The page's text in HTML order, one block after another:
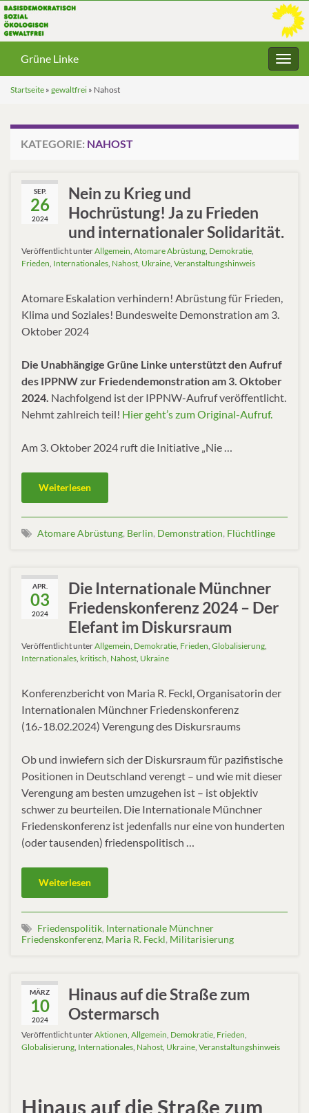
Grüne Linke
Startseite » gewaltfrei » Nahost
KATEGORIE: NAHOST
SEP.
26
2024
Nein zu Krieg und
Hochrüstung! Ja zu Frieden
und internationaler Solidarität.
Veröffentlicht unterAllgemein Atomare Abrüstung Demokratie
Frieden Internationales Nahost Ukraine Veranstaltungshinweis
Atomare Eskalation verhindern! Abrüstung für Frieden,
Klima und Soziales! Bundesweite Demonstration am 3.
Oktober 2024
Die Unabhängige Grüne Linke unterstützt den Aufruf
des IPPNW zur Friedendemonstration am 3. Oktober
2024. Nachfolgend ist der IPPNW-Aufruf veröffentlicht.
Nehmt zahlreich teil! Hier geht’s zum Original-Aufruf.
Am 3. Oktober 2024 ruft die Initiative „Nie …
Weiterlesen
Atomare Abrüstung, Berlin, Demonstration, Flüchtlinge
APR.
03
2024
Die Internationale Münchner
Friedenskonferenz 2024 – Der
Elefant im Diskursraum
Veröffentlicht unterAllgemein Demokratie Frieden Globalisierung
Internationales kritisch Nahost Ukraine
Konferenzbericht von Maria R. Feckl, Organisatorin der
Internationalen Münchner Friedenskonferenz
(16.-18.02.2024) Verengung des Diskursraums
Ob und inwiefern sich der Diskursraum für pazifistische
Positionen in Deutschland verengt – und wie mit dieser
Verengung am besten umzugehen ist – ist objektiv
schwer zu beurteilen. Die Internationale Münchner
Friedenskonferenz ist jedenfalls nur eine von hunderten
(oder tausenden) friedenspolitisch …
Weiterlesen
Friedenspolitik, Internationale Münchner
Friedenskonferenz, Maria R. Feckl, Militarisierung
MÄRZ
10
2024
Hinaus auf die Straße zum
Ostermarsch
Veröffentlicht unterAktionen Allgemein Demokratie Frieden
Globalisierung Internationales Nahost Ukraine Veranstaltungshinweis
Hinaus auf die Straße zum